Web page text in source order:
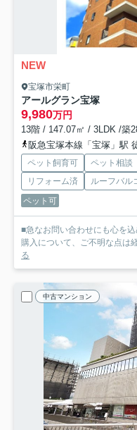
NEW
宝塚市栄町
アールグラン宝塚
9,980万円
13階 / 147.07㎡ / 3LDK /築
阪急宝塚本線「宝塚」駅
ペット飼育可 ペット相談
リフォーム済
ルーフバル
ペット可
■急なお問い合わせにも心を
購入について、ご不明な点は
る
中古マンション